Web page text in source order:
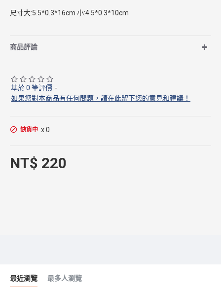
尺寸大:5.5*0.3*16cm 小:4.5*0.3*10cm
商品評論
基於 0 筆評價 -
如果您對本商品有任何問題，請在此留下您的意見和建議！
NT$ 220
缺貨中 x 0
最近瀏覽 最多人瀏覽